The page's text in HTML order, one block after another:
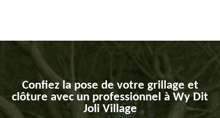
Confiez la pose de votre grillage et
clôture avec un professionnel à Wy Dit
Joli Village